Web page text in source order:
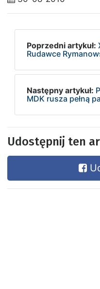
Poprzedni artykuł:
Rudawce
Następny artykuł:
MDK rusza pełną
Udostępnij ten